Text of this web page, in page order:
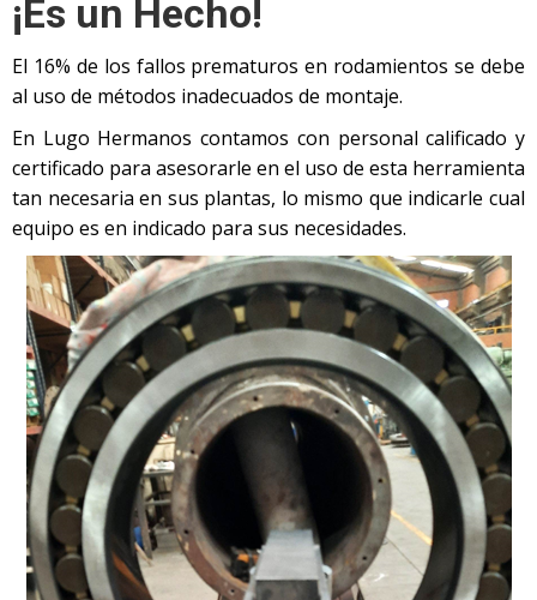
¡Es un Hecho!
El 16% de los fallos prematuros en rodamientos se debe
al uso de métodos inadecuados de montaje.
En Lugo Hermanos contamos con personal calificado y
certificado para asesorarle en el uso de esta herramienta
tan necesaria en sus plantas, lo mismo que indicarle cual
equipo es en indicado para sus necesidades.